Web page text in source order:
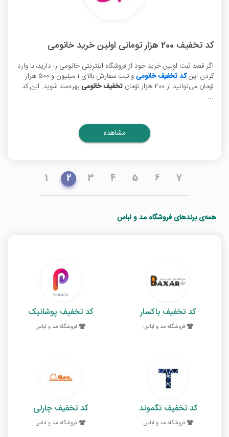
کد تخفیف 200 هزار تومانی اولین خرید خانومی
اگر قصد ثبت اولین خرید خود از فروشگاه اینترنتی خانومی را دارید، با وارد
کردن اینکد تخفیف خانومی
و ثبت سفارش بالای 1 میلیون و 500 هزار
تومان می‌توانید از 200 هزار تومان
تخفیف خانومیبهره‌مند شوید. این کد
...
مشاهده
1 2 3 4 5 6 7
همه‌ی برندهای فروشگاه مد و لباس
کد تخفیف باکسار
فروشگاه مد و لباس
کد تخفیف پوشانیک
فروشگاه مد و لباس
کد تخفیف تگموند
فروشگاه مد و لباس
کد تخفیف چارلی
فروشگاه مد و لباس